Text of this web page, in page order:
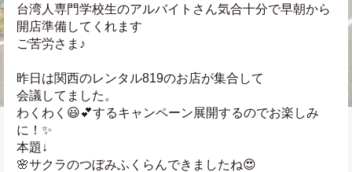
台湾人専門学校生のアルバイトさん気合十分で早朝から
開店準備してくれます
ご苦労さま♪
昨日は関西のレンタル819のお店が集合して
会議してました。
わくわく😃💕するキャンペーン展開するのでお楽しみ
に！✨
本題↓
🌸サクラのつぼみふくらんできましたね😍